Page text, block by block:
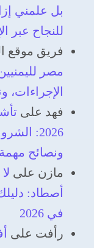
بل علمني
للنجاح عبر
فريق موقع
فهد على
2026:
ونصائح
مازن على
أصطاد:
في 2026
رأفت على